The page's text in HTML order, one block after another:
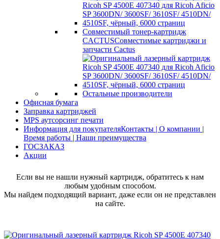
Совместимый тонер-картридж
CACTUSСовместимые картриджи и
запчасти Cactus
Остальные производители
Офисная бумага
Заправка картриджей
MPS аутсорсинг печати
Информация для покупателяКонтакты | О компании |
Время работы | Наши преимущества
ГОСЗАКАЗ
Акции
Если вы не нашли нужный картридж, обратитесь к нам
любым удобным способом.
Мы найдем подходящий вариант, даже если он не представлен
на сайте.